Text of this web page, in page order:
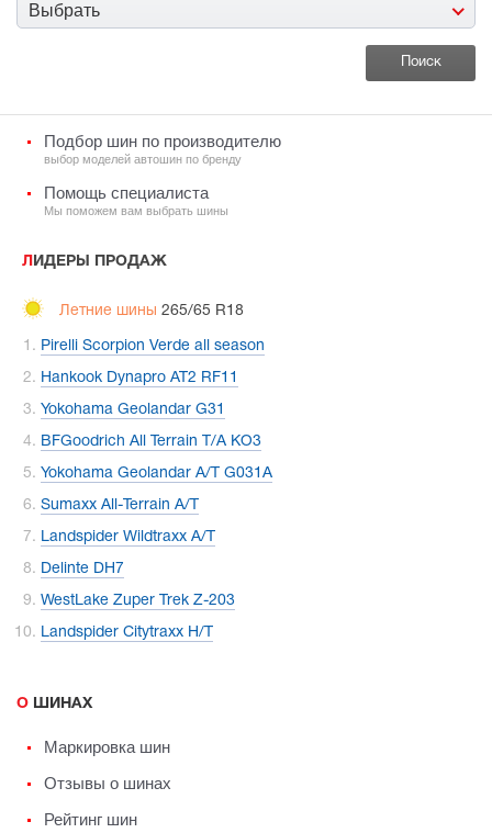
Выбрать
Подбор шин по производителю
выбор моделей автошин по бренду
Помощь специалиста
Мы поможем вам выбрать шины
ЛИДЕРЫ ПРОДАЖ
Летние шины 265/65 R18
Pirelli Scorpion Verde all season
Hankook Dynapro AT2 RF11
Yokohama Geolandar G31
BFGoodrich All Terrain T/A KO3
Yokohama Geolandar A/T G031A
Sumaxx All-Terrain A/T
Landspider Wildtraxx A/T
Delinte DH7
WestLake Zuper Trek Z-203
Landspider Citytraxx H/T
О ШИНАХ
Маркировка шин
Отзывы о шинах
Рейтинг шин